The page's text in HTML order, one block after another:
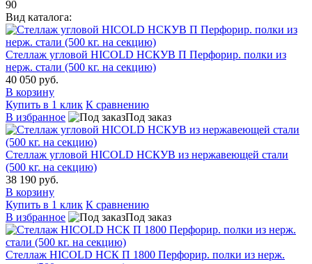
90
Вид каталога:
Стеллаж угловой HICOLD НСКУВ П Перфорир. полки из
нерж. стали (500 кг. на секцию)
40 050 руб.
В корзину
Купить в 1 клик К сравнению
В избранное
Под заказ
Стеллаж угловой HICOLD НСКУВ из нержавеющей стали
(500 кг. на секцию)
38 190 руб.
В корзину
Купить в 1 клик К сравнению
В избранное
Под заказ
Стеллаж HICOLD НСК П 1800 Перфорир. полки из нерж.